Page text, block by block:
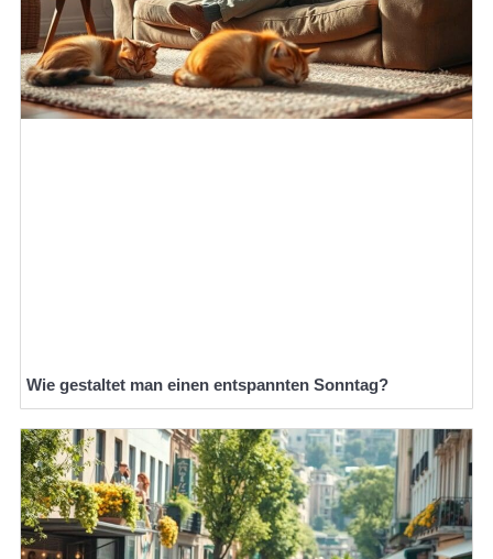
Wie gestaltet man einen entspannten Sonntag?